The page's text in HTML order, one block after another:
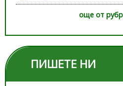
още от
ПИШЕТЕ НИ